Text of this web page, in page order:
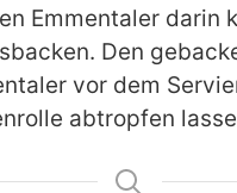
Emmentaler darin
Den
vor dem
abtropfen